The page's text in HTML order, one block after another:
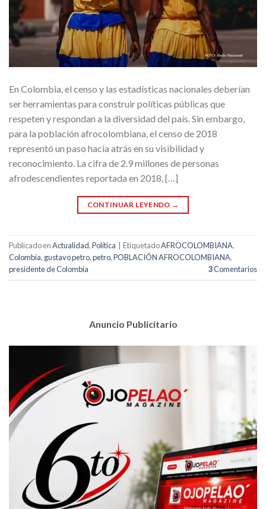
En Colombia, el censo y las estadísticas nacionales deberían
ser herramientas para construir políticas públicas que
respeten y respondan a la diversidad del país. Sin embargo,
para la población afrocolombiana, el censo de 2018
representó un paso hacia atrás en su visibilidad y
reconocimiento. La cifra de 2.9 millones de personas
afrodescendientes reportada en 2018, […]
CONTINUAR LEYENDO →
Publicado enActualidad,Política EtiquetadoAFROCOLOMBIANA,
Colombia, gustavo petro,petro,POBLACIÓN AFROCOLOMBIANA,
presidente de Colombia
3Comentarios
Anuncio Publicitario